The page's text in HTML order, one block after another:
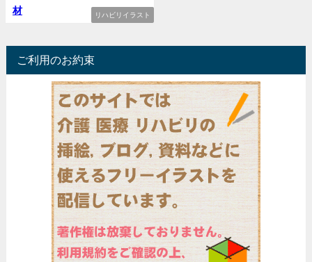
リハビリイラスト
材
ご利用のお約束